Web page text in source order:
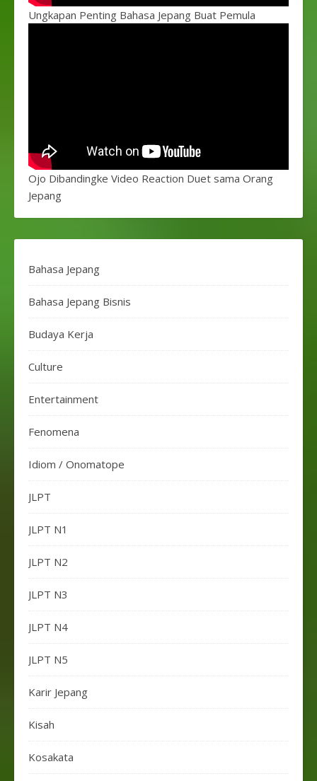
Ungkapan Penting Bahasa Jepang Buat Pemula
Ojo Dibandingke Video Reaction Duet sama Orang
Jepang
Bahasa Jepang
Bahasa Jepang Bisnis
Budaya Kerja
Culture
Entertainment
Fenomena
Idiom / Onomatope
JLPT
JLPT N1
JLPT N2
JLPT N3
JLPT N4
JLPT N5
Karir Jepang
Kisah
Kosakata